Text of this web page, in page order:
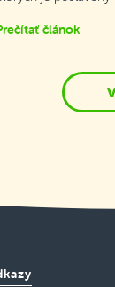
článok